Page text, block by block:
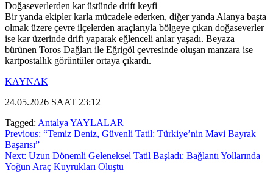
Doğaseverlerden kar üstünde drift keyfi
Bir yanda ekipler karla mücadele ederken, diğer yanda Alanya başta
olmak üzere çevre ilçelerden araçlarıyla bölgeye çıkan doğaseverler
ise kar üzerinde drift yaparak eğlenceli anlar yaşadı. Beyaza
bürünen Toros Dağları ile Eğrigöl çevresinde oluşan manzara ise
kartpostallık görüntüler ortaya çıkardı.
KAYNAK
24.05.2026 SAAT 23:12
Tagged: Antalya YAYLALAR
Yazı
gezinmesi
Previous: “Temiz Deniz, Güvenli Tatil: Türkiye’nin Mavi Bayrak
Başarısı”
Next: Uzun Dönemli Geleneksel Tatil Başladı: Bağlantı Yollarında
Yoğun Araç Kuyrukları Oluştu